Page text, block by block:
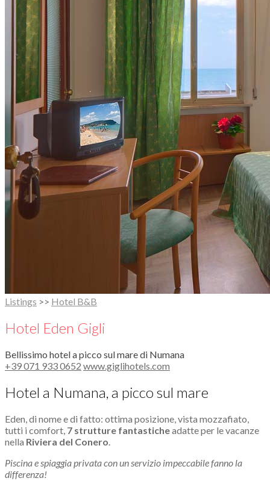
Listings >> Hotel B&B
Hotel Eden Gigli
Bellissimo hotel a picco sul mare di Numana
+39 071 933 0652 www.giglihotels.com
Hotel a Numana, a picco sul mare
Eden, di nome e di fatto: ottima posizione, vista mozzafiato,
tutti i comfort, 7 strutture fantasticheadatte per le vacanze
nella Riviera del Conero
Piscina e spiaggia privata con un servizio impeccabile fanno la
differenza!